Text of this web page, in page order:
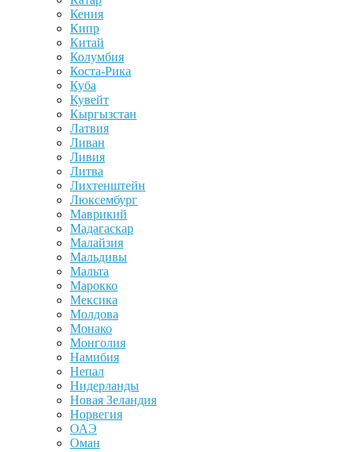
Кения
Кипр
Китай
Колумбия
Коста-Рика
Куба
Кувейт
Кыргызстан
Латвия
Ливан
Ливия
Литва
Лихтенштейн
Люксембург
Маврикий
Мадагаскар
Малайзия
Мальдивы
Мальта
Марокко
Мексика
Молдова
Монако
Монголия
Намибия
Непал
Нидерланды
Новая Зеландия
Норвегия
ОАЭ
Оман